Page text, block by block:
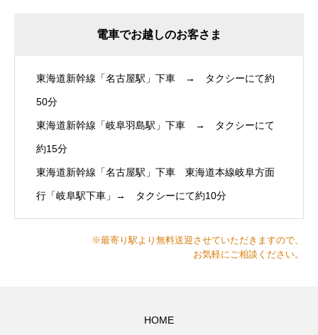
電車でお越しのお客さま
東海道新幹線「名古屋駅」下車 → タクシーにて約
50分
東海道新幹線「岐阜羽島駅」下車 → タクシーにて
約15分
東海道新幹線「名古屋駅」下車 東海道本線岐阜方面
行「岐阜駅下車」→ タクシーにて約10分
※最寄り駅より無料送迎させていただきますので、
お気軽にご相談ください。
HOME